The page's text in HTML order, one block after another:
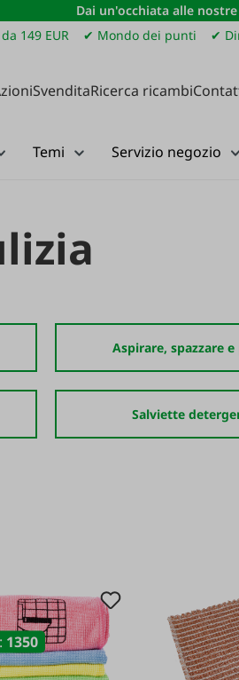
Dai un'occhiata alle
149 EUR
✔ Mondo dei punti ✔
SvenditaRicerca ricambi
Temi Servizio negozio
Aspirare, spazzare
Salviette
1350